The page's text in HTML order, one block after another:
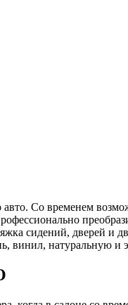
Со временем
сидений, дверей и
винил, натуральную и